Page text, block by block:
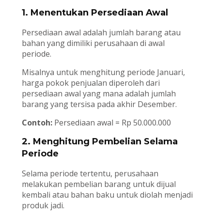
1. Menentukan Persediaan Awal
Persediaan awal adalah jumlah barang atau
bahan yang dimiliki perusahaan di awal
periode.
Misalnya untuk menghitung periode Januari,
harga pokok penjualan diperoleh dari
persediaan awal yang mana adalah jumlah
barang yang tersisa pada akhir Desember.
Contoh:Persediaan awal = Rp 50.000.000
2. Menghitung Pembelian Selama
Periode
Selama periode tertentu, perusahaan
melakukan pembelian barang untuk dijual
kembali atau bahan baku untuk diolah menjadi
produk jadi.